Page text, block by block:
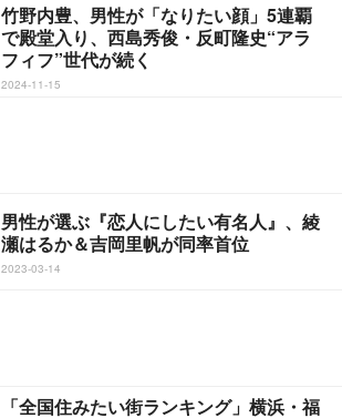
竹野内豊、男性が「なりたい顔」5連覇
で殿堂入り、西島秀俊・反町隆史“アラ
フィフ”世代が続く
2024-11-15
男性が選ぶ『恋人にしたい有名人』、綾
瀬はるか＆吉岡里帆が同率首位
2023-03-14
「全国住みたい街ランキング」横浜・福